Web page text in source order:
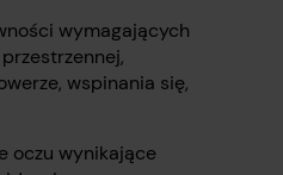
wymagających
wspinania się,
oczu wynikające